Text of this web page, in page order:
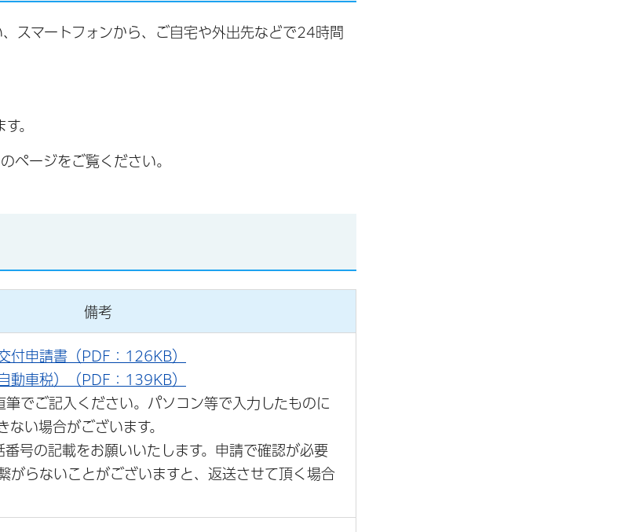
スマートフォンから、ご自宅や外出先などで24時間
。
のページをご覧ください。
備考
申請書（PDF：126KB）
動車税）（PDF：139KB）
でご記入ください。パソコン等で入力したものに
ない場合がございます。
号の記載をお願いいたします。申請で確認が必要
がらないことがございますと、返送させて頂く場合